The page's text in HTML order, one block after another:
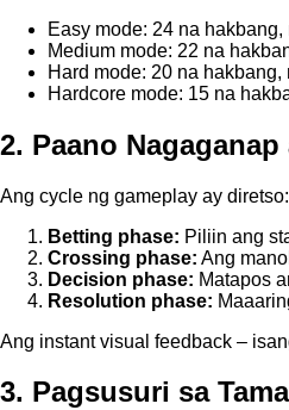
Easy mode: 24 na
Medium mode: 22 na
Hard mode: 20 na
Hardcore mode: 15 na
2. Paano
Ang cycle ng gameplay ay diretso:
Betting phase: Piliin ang
Crossing phase: Ang
Decision phase: Matapos
Resolution phase:
Ang instant visual feedback –
3. Pagsusuri sa